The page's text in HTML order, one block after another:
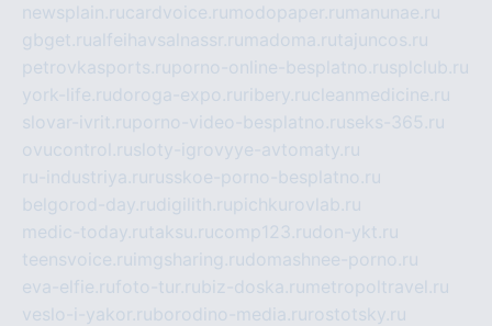
newsplain.rucardvoice.ru modopaper.ru manunae.ru
gbget.rualfeihavsalnassr.ru madoma.rutajuncos.ru
petrovkasports.ruporno-online-besplatno.rusplclub.ru
york-life.rudoroga-expo.ru ribery.rucleanmedicine.ru
slovar-ivrit.ruporno-video-besplatno.ruseks-365.ru
ovucontrol.rusloty-igrovyye-avtomaty.ru
ru-industriya.ru russkoe-porno-besplatno.ru
belgorod-day.rudigilith.rupichkurovlab.ru
medic-today.rutaksu.rucomp123.rudon-ykt.ru
teensvoice.ru imgsharing.rudomashnee-porno.ru
eva-elfie.rufoto-tur.rubiz-doska.ru metropoltravel.ru
veslo-i-yakor.ruborodino-media.ru rostotsky.ru